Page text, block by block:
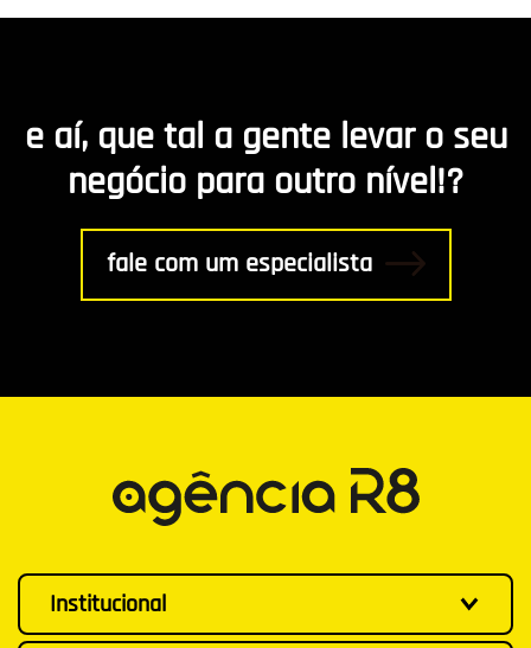
e aí, que tal a gente levar o seu
negócio para outro nível!?
fale com um especialista
Institucional